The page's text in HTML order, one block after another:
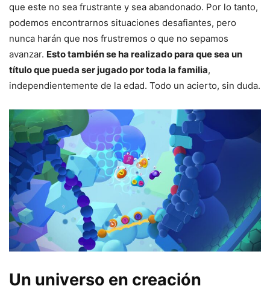
que este no sea frustrante y sea abandonado. Por lo tanto,
podemos encontrarnos situaciones desafiantes, pero
nunca harán que nos frustremos o que no sepamos
avanzar. Esto también se ha realizado para que sea un
título que pueda ser jugado por toda la familia,
independientemente de la edad. Todo un acierto, sin duda.
Un universo en creación